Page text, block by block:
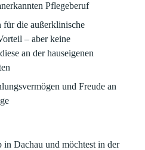
Pflegeberuf
die außerklinische
– aber keine
an der hauseigenen
und Freude an
in Dachau und möchtest in der